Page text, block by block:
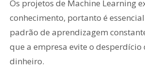
Os projetos de Machine Learning
conhecimento, portanto é
padrão de aprendizagem
que a empresa evite o desperdício
dinheiro.